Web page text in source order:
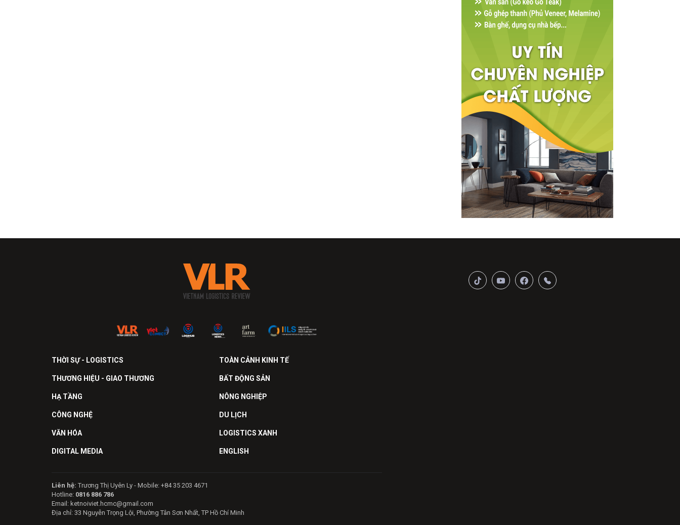
THỜI SỰ - LOGISTICS TOÀN CẢNH KINH TẾ
THƯƠNG HIỆU - GIAO THƯƠNG BẤT ĐỘNG SẢN
HẠ TẦNG NÔNG NGHIỆP
CÔNG NGHỆ DU LỊCH
VĂN HÓA LOGISTICS XANH
DIGITAL MEDIA ENGLISH
Liên hệ: Trương Thị Uyên Ly - Mobile: +84 35 203 4671
Hotline: 0816 886 786
Email: ketnoiviet.hcmc@gmail.com
Địa chỉ: 33 Nguyễn Trọng Lội, Phường Tân Sơn Nhất, TP Hồ Chí Minh